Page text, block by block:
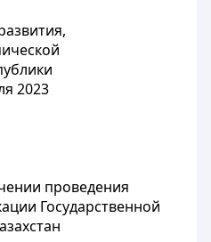
2023
проведения
Государственной